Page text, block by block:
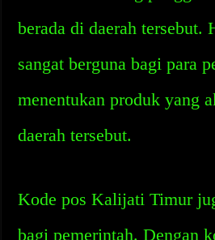
berada di daerah tersebut.
sangat berguna bagi para
menentukan produk yang
daerah tersebut.
Kode pos Kalijati Timur
bagi pemerintah. Dengan